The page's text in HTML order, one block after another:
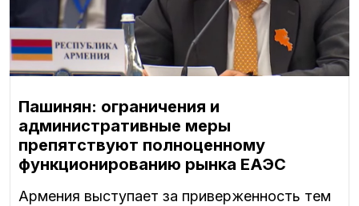
Пашинян: ограничения и
административные меры
препятствуют полноценному
функционированию рынка ЕАЭС
Армения выступает за приверженность тем